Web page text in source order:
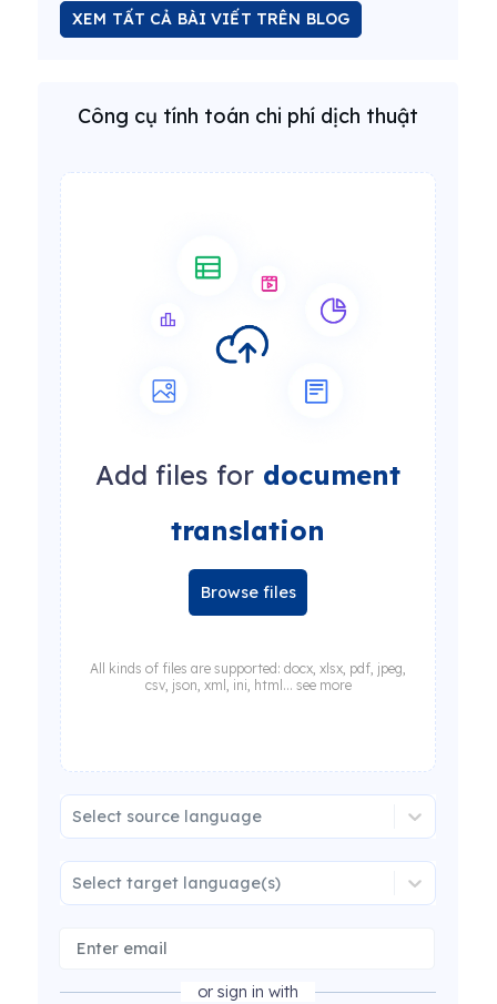
XEM TẤT CẢ BÀI VIẾT TRÊN BLOG
Công cụ tính toán chi phí dịch thuật
Add files for document
translation
Browse files
All kinds of files are supported: docx, xlsx, pdf, jpeg,
csv, json, xml, ini, html... see more
Select source language
Select target language(s)
or sign in with